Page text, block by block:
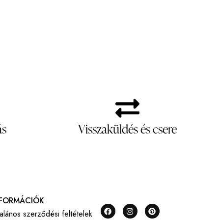
Visszaküldés és csere
szerződési feltételek